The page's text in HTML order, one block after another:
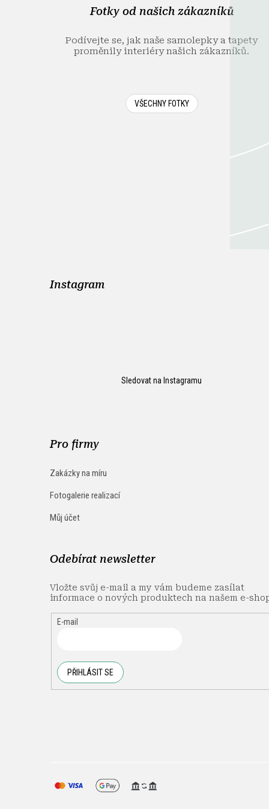
Fotky od našich zákazníků
Podívejte se, jak naše samolepky a tapety
proměnily interiéry našich zákazníků.
VŠECHNY FOTKY
Instagram
Sledovat na Instagramu
Pro firmy
Zakázky na míru
Fotogalerie realizací
Můj účet
Odebírat newsletter
Vložte svůj e-mail a my vám budeme zasílat
informace o nových produktech na našem e-
E-mail
PŘIHLÁSIT SE